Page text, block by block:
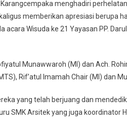
menghadiri
memberikan apresiasi berupa
Wisuda ke 21 Yayasan PP.
Munawwaroh (MI) dan Ach.
Rif’atul Imamah Chair (MI) dan
yang telah berjuang dan
SMK Arsitek yang juga koordinator